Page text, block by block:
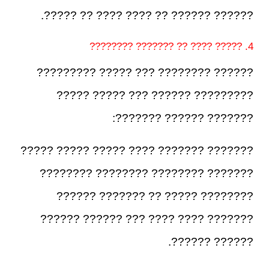
?????? ?????? ?? ???? ???? ?? ?????.
4. ????? ???? ?? ??????? ????????
?????? ???????? ??? ????? ?????????
????????? ?????? ??? ????? ?????
??????? ?????? ???????:
??????? ??????? ???? ????? ????? ?????
??????? ???????? ???????? ????????
???????? ????? ?? ??????? ??????
??????? ???? ???? ??? ?????? ??????
?????? ??????.